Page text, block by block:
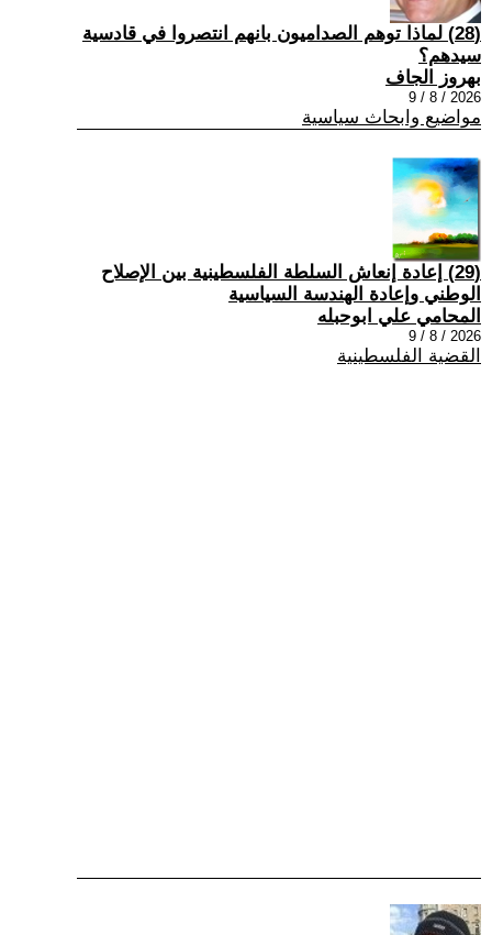
(28) ‏لماذا توهم الصداميون بانهم انتصروا في قادسية
سيدهم؟
بهروز الجاف
2026 / 8 / 9
مواضيع وابحاث سياسية
(29) إعادة إنعاش السلطة الفلسطينية بين الإصلاح
الوطني وإعادة الهندسة السياسية
المحامي علي ابوحبله
2026 / 8 / 9
القضية الفلسطينية